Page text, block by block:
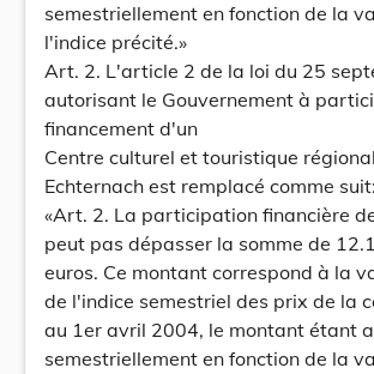
semestriellement en fonction de la
l'indice précité.»
Art. 2. L'article 2 de la loi du 25
autorisant le Gouvernement à
financement d'un
Centre culturel et touristique
Echternach est remplacé comme suit:
«Art. 2. La participation financière
peut pas dépasser la somme de
euros. Ce montant correspond à la
de l'indice semestriel des prix de la
au 1er avril 2004, le montant étant
semestriellement en fonction de la